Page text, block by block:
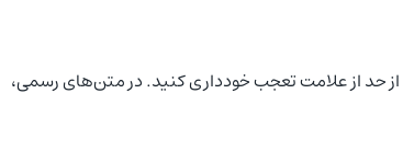
حد از علامت تعجب خودداری کنید. در متن‌های رسمی،